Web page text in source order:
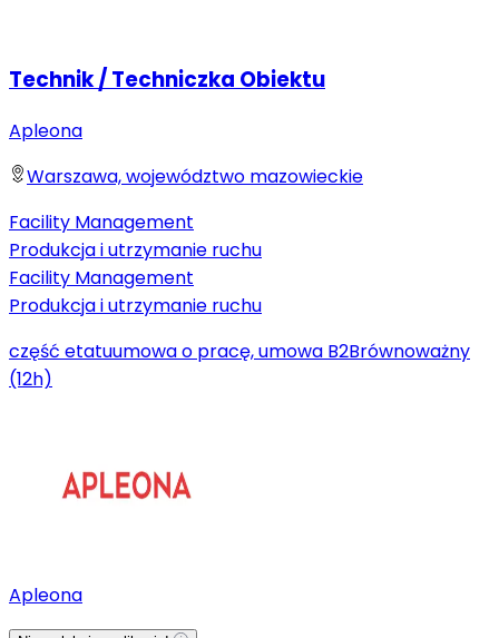
Technik / Techniczka Obiektu
Apleona
Warszawa, województwo mazowieckie
Facility Management
Produkcja i utrzymanie ruchu
Facility Management
Produkcja i utrzymanie ruchu
część etatuumowa o pracę, umowa B2Brównoważny
(12h)
Apleona